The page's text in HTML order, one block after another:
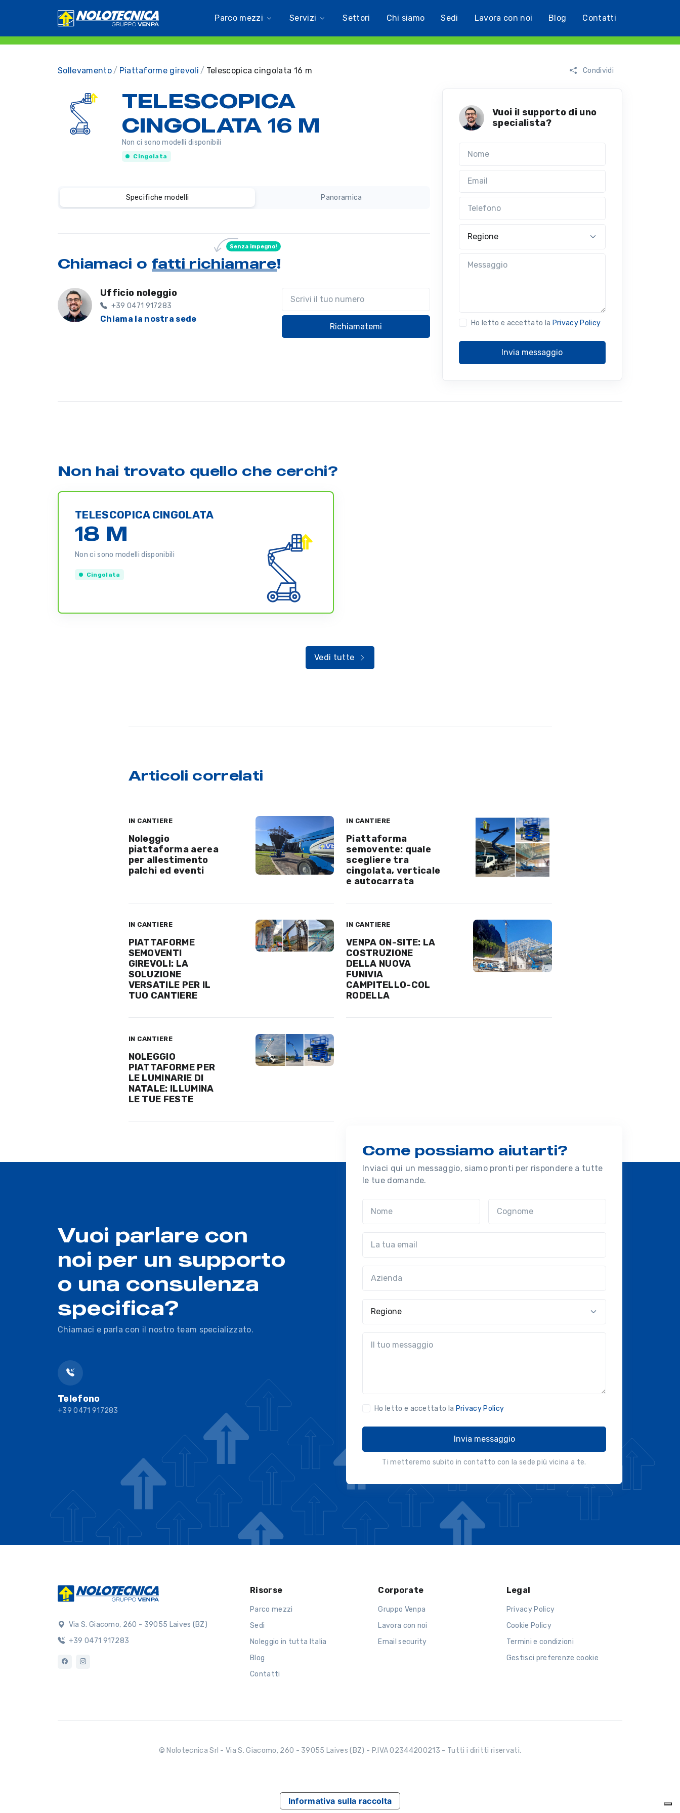
Parco mezzi Servizi Settori Chi siamo Sedi Lavora con noi Blog Contatti
Sollevamento Piattaforme girevoli Telescopica cingolata 16 m Condividi
TELESCOPICA
CINGOLATA 16 M
Non ci sono modelli disponibili
Cingolata
Specifiche modelli Panoramica
Chiamaci o fatti richiamare!
Senza impegno!
Ufficio noleggio
+39 0471 917283
Chiama la nostra sede
Richiamatemi
Vuoi il supporto di uno
specialista?
Ho letto e accettato la Privacy Policy
Invia messaggio
Non hai trovato quello che cerchi?
TELESCOPICA CINGOLATA
18 M
Non ci sono modelli disponibili
Cingolata
Vedi tutte
Articoli correlati
IN CANTIERE
Noleggio
piattaforma aerea
per allestimento
palchi ed eventi
IN CANTIERE
Piattaforma
semovente: quale
scegliere tra
cingolata, verticale
e autocarrata
IN CANTIERE
PIATTAFORME
SEMOVENTI
GIREVOLI: LA
SOLUZIONE
VERSATILE PER IL
TUO CANTIERE
IN CANTIERE
VENPA ON-SITE: LA
COSTRUZIONE
DELLA NUOVA
FUNIVIA
CAMPITELLO-COL
RODELLA
IN CANTIERE
NOLEGGIO
PIATTAFORME PER
LE LUMINARIE DI
NATALE: ILLUMINA
LE TUE FESTE
Vuoi parlare con
noi per un supporto
o una consulenza
specifica?
Chiamaci e parla con il nostro team specializzato.
Telefono
+39 0471 917283
Come possiamo aiutarti?
Inviaci qui un messaggio, siamo pronti per rispondere a tutte
le tue domande.
Ho letto e accettato la Privacy Policy
Invia messaggio
Ti metteremo subito in contatto con la sede più vicina a te.
Via S. Giacomo, 260 - 39055 Laives (BZ)
+39 0471 917283
Risorse
Parco mezzi
Sedi
Noleggio in tutta Italia
Blog
Contatti
Corporate
Gruppo Venpa
Lavora con noi
Email security
Legal
Privacy Policy
Cookie Policy
Termini e condizioni
Gestisci preferenze cookie
© Nolotecnica Srl - Via S. Giacomo, 260 - 39055 Laives (BZ) - P.IVA 02344200213 - Tutti i diritti riservati.
Informativa sulla raccolta